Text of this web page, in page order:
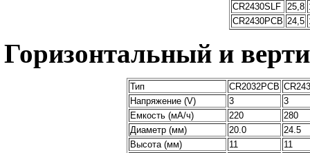
CR2430SLF
25,8
CR2430PCB 24,5
Горизонтальный и
Тип CR2032PCB
Напряжение (V)
3
3
Емкость (мА/ч)
220
280
Диаметр (мм)
20.0
24.5
Высота (мм)
11
11